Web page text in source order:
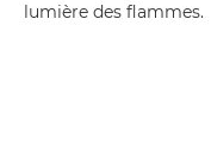
lumière des flammes.